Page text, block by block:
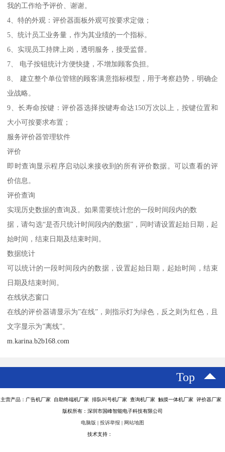
我的工作给予评价、谢谢。
4、特的外观：评价器面板外观可按要求定做；
5、统计员工业务量，作为其业绩的一个指标。
6、实现员工持牌上岗，透明服务，接受监督。
7、 电子按钮统计方便快捷，不增加顾客负担。
8、 建立整个单位管辖的顾客满意指标模型，用于考察趋势，明确企
业战略。
9、长寿命按键：评价器选择按键寿命达150万次以上，按键位置和
大小可按要求布置；
服务评价器管理软件
评价
即时查询显示程序启动以来接收到的所有评价数据。可以查看的评
价信息。
评价查询
实现历史数据的查询及。如果需要统计您的一段时间段内的数
据，请勾选“是否只统计时间段内的数据”，同时请设置起始日期，起
始时间，结束日期及结束时间。
数据统计
可以统计的一段时间段内的数据，设置起始日期，起始时间，结束
日期及结束时间。
在线状态窗口
在线的评价器请显示为”在线”，则指示灯为绿色，反之则为红色，且
文字显示为”离线”。
m.karina.b2b168.com
Top
主营产品：广告机厂家 自助终端机厂家 排队叫号机厂家 查询机厂家 触摸一体机厂家 评价器厂家
版权所有：深圳市国峰智能电子科技有限公司
电脑版 | 投诉举报 | 网站地图
技术支持：